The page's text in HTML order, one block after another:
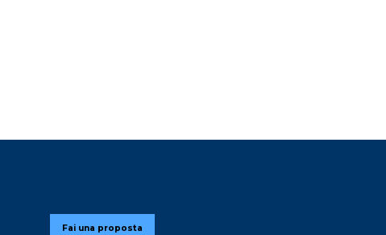
Fai una proposta